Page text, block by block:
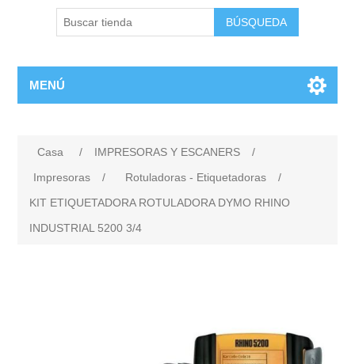
BÚSQUEDA
MENÚ
Casa / IMPRESORAS Y ESCANERS
/
Impresoras
/ Rotuladoras - Etiquetadoras
/
KIT ETIQUETADORA ROTULADORA DYMO RHINO
INDUSTRIAL 5200 3/4